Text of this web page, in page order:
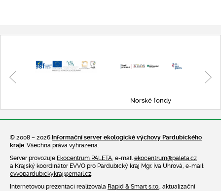
Norské fondy
© 2008 – 2026 Informační server ekologické výchovy Pardubického
kraje . Všechna práva vyhrazena.
Server provozuje Ekocentrum PALETA , e-mail ekocentrum@paleta.cz
a Krajský koordinátor EVVO pro Pardubický kraj Mgr. Iva Uhrová, e-mail:
evvopardubickykraj@email.cz
Internetovou prezentaci realizovala Rapid & Smart s.r.o. , aktualizační